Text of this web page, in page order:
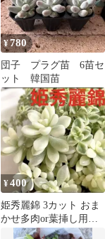
¥780
団子 プラグ苗 6苗セ
ット 韓国苗
¥400
姫秀麗錦 3カット おま
かせ多肉or葉挿し用お
まけ付き